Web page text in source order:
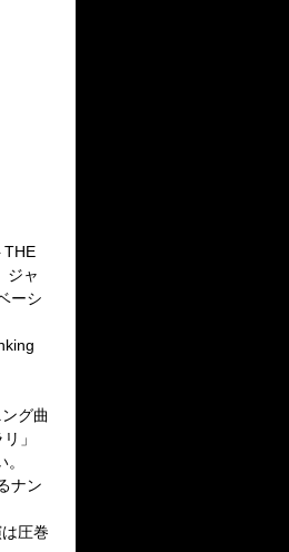
THE
ジャ
ーシ
グ曲
」
ナン
圧巻